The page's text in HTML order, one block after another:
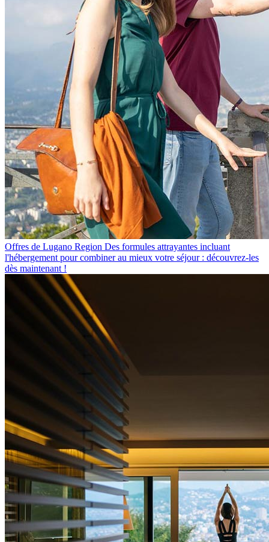
Offres de Lugano Region Des formules attrayantes incluant
l'hébergement pour combiner au mieux votre séjour : découvrez-les
dès maintenant !